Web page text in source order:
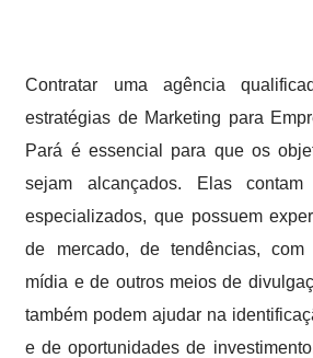
Contratar uma agência
estratégias de Marketing para
Pará é essencial para que os
sejam alcançados. Elas contam
especializados, que possuem
de mercado, de tendências, com
mídia e de outros meios de
também podem ajudar na
e de oportunidades de